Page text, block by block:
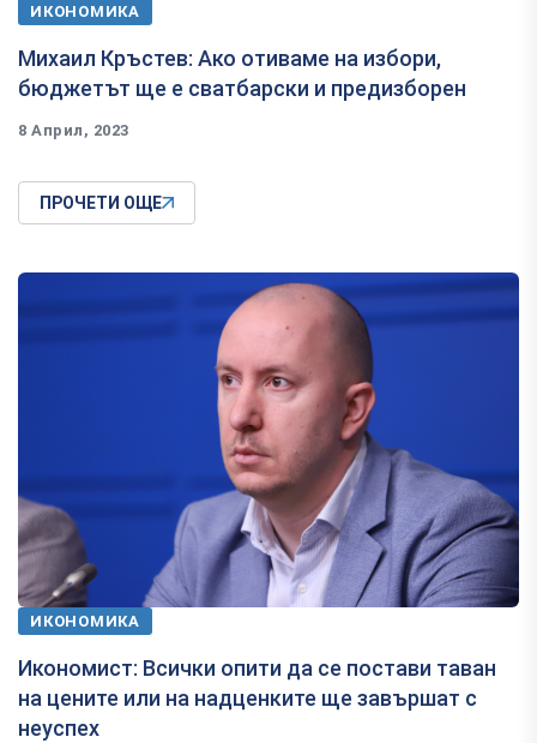
ИКОНОМИКА
Михаил Кръстев: Ако отиваме на избори,
бюджетът ще е сватбарски и предизборен
8 Април, 2023
ПРОЧЕТИ ОЩЕ
ИКОНОМИКА
Икономист: Всички опити да се постави таван
на цените или на надценките ще завършат с
неуспех